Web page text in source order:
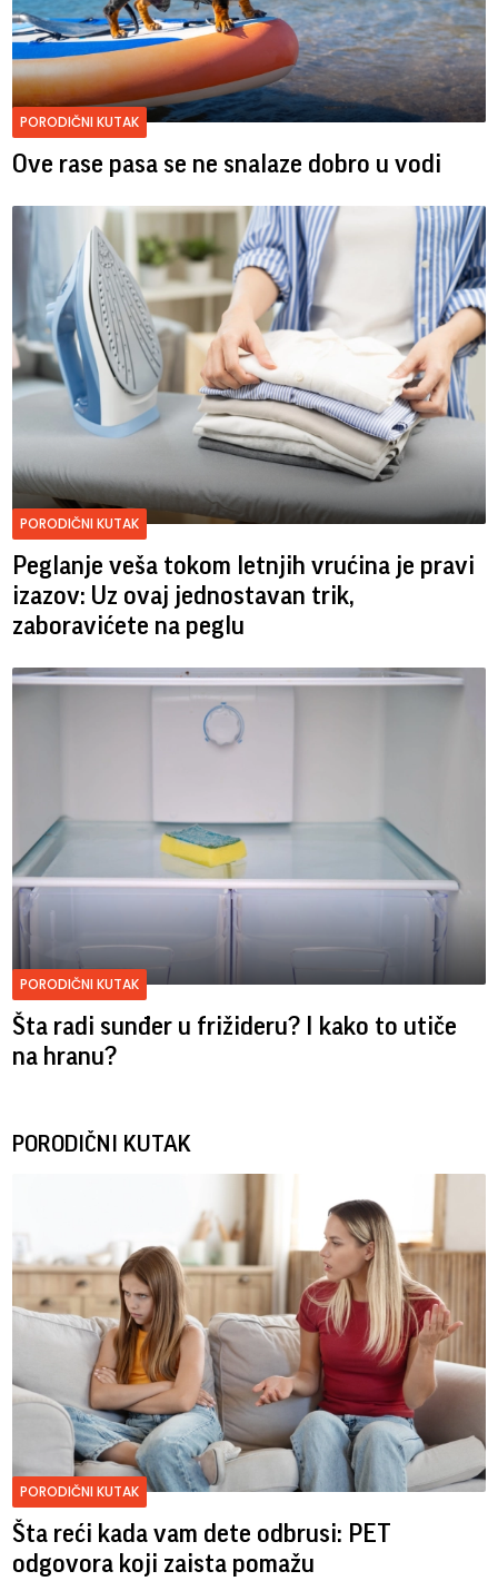
PORODIČNI KUTAK
Ove rase pasa se ne snalaze dobro u vodi
PORODIČNI KUTAK
Peglanje veša tokom letnjih vrućina je pravi
izazov: Uz ovaj jednostavan trik,
zaboravićete na peglu
PORODIČNI KUTAK
Šta radi sunđer u frižideru? I kako to utiče
na hranu?
PORODIČNI KUTAK
PORODIČNI KUTAK
Šta reći kada vam dete odbrusi: PET
odgovora koji zaista pomažu